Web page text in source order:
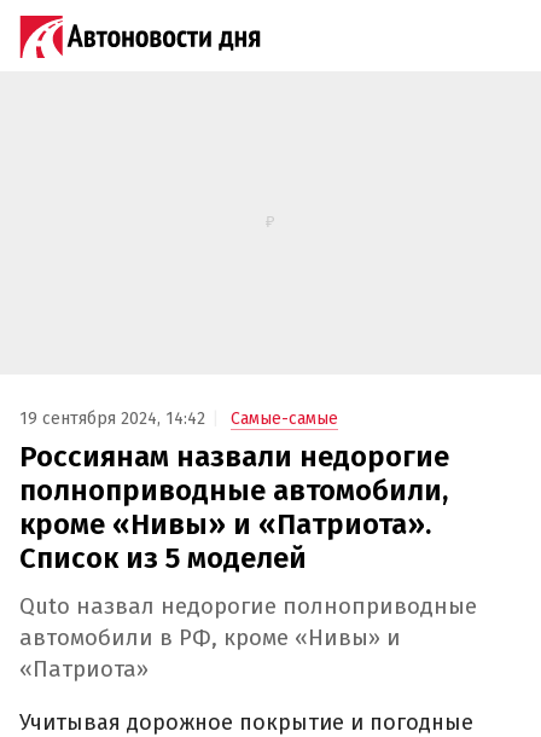
19 сентября 2024, 14:42 Самые-самые
Россиянам назвали недорогие
полноприводные автомобили,
кроме «Нивы» и «Патриота».
Список из 5 моделей
Quto назвал недорогие полноприводные
автомобили в РФ, кроме «Нивы» и
«Патриота»
Учитывая дорожное покрытие и погодные